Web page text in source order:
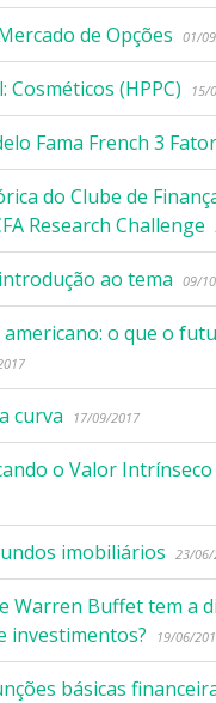
de Opções 01/
Cosméticos (HPPC) 15/
Fama French 3
do Clube de
Research Challenge
ao tema 09/
americano: o que o
curva 17/09/2017
o Valor Intrínseco
imobiliários 23/
Warren Buffet tem a
investimentos?
19/06/
básicas